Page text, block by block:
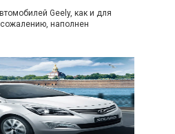
Geely, как и для
сожалению, наполнен